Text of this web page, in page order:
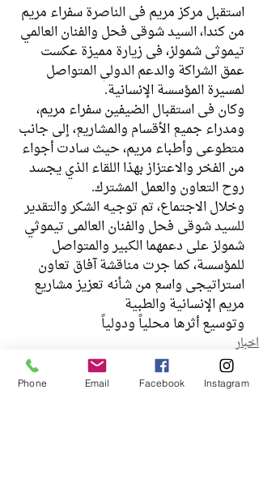
استقبل مركز مريم في الناصرة سفراء مريم
من كندا، السيد شوقي فحل والفنان العالمي
تيموثي شمولز، في زيارة مميزة عكست
عمق الشراكة والدعم الدولي المتواصل
لمسيرة المؤسسة الإنسانية.
وكان في استقبال الضيفين سفراء مريم،
ومدراء جميع الأقسام والمشاريع، إلى جانب
متطوعي وأطباء مريم، حيث سادت أجواء
من الفخر والاعتزاز بهذا اللقاء الذي يجسد
روح التعاون والعمل المشترك.
وخلال الاجتماع، تم توجيه الشكر والتقدير
للسيد شوقي فحل والفنان العالمي تيموثي
شمولز على دعمهما الكبير والمتواصل
للمؤسسة، كما جرت مناقشة آفاق تعاون
استراتيجي واسع من شأنه تعزيز مشاريع
مريم الإنسانية والطبية
وتوسيع أثرها محلياً ودولياً
اخبار
Phone Email Facebook Instagram